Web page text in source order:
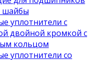
шайбы
уплотнители с
двойной кромкой с
кольцом
уплотнители со